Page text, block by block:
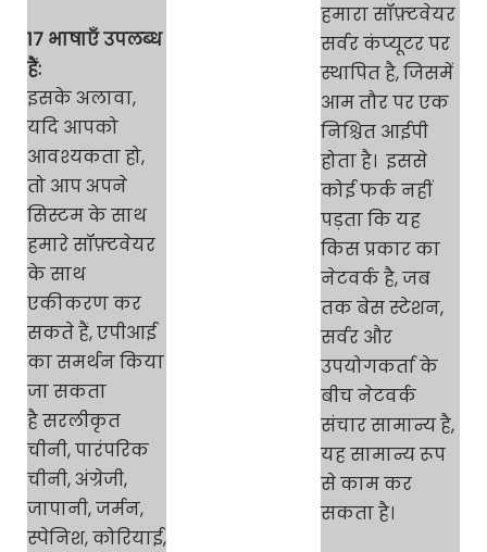
17 भाषाएँ उपलब्ध
हैं:
इसके अलावा,
यदि आपको
आवश्यकता हो,
तो आप अपने
सिस्टम के साथ
हमारे सॉफ़्टवेयर
के साथ
एकीकरण कर
सकते हैं, एपीआई
का समर्थन किया
जा सकता
है सरलीकृत
चीनी, पारंपरिक
चीनी, अंग्रेजी,
जापानी, जर्मन,
स्पेनिश, कोरियाई,
हमारा सॉफ़्टवेयर
सर्वर कंप्यूटर पर
स्थापित है, जिसमें
आम तौर पर एक
निश्चित आईपी
होता है। इससे
कोई फर्क नहीं
पड़ता कि यह
किस प्रकार का
नेटवर्क है, जब
तक बेस स्टेशन,
सर्वर और
उपयोगकर्ता के
बीच नेटवर्क
संचार सामान्य है,
यह सामान्य रूप
से काम कर
सकता है।